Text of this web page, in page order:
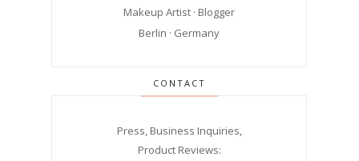
Makeup Artist · Blogger
Berlin · Germany
CONTACT
Press, Business Inquiries,
Product Reviews: